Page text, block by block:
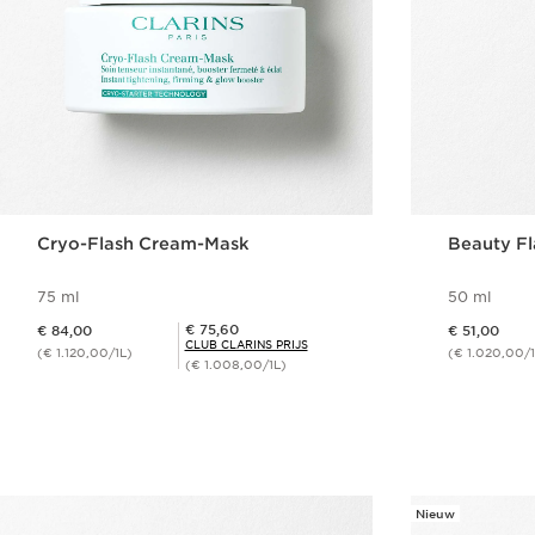
Cryo-Flash Cream-Mask
75 ml
€ 84,00
(€ 1.120,00/1L)
Club Clarins Prijs € 75,60
€ 75,60
CLUB CLARINS PRIJS
(€ 1.008,00/1L)
Beauty
50 ml
€ 51,00
(€ 1.020,00/
Nieuw